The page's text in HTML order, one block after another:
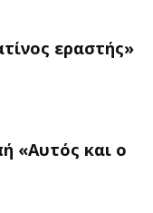
εραστής»
«Αυτός και ο